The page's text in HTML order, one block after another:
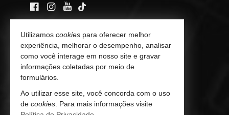
VEJA MAIS
Consultoria Imobiliária Personalizada
trabalhe conosco
Indicadores Financeiros
Utilizamos cookies para oferecer melhor
experiência, melhorar o desempenho, analisar
como você interage em nosso site e gravar
informações coletadas por meio de
formulários.
Ao utilizar esse site, você concorda com o uso
de cookies . Para mais informações visite